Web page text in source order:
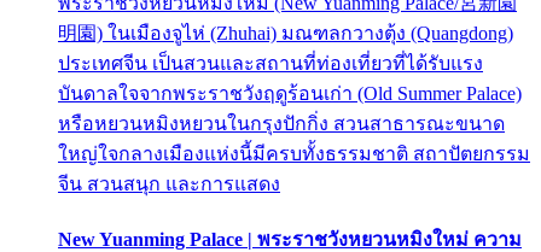
明園) ในเมืองจูไห่ (Zhuhai) มณฑลกวางตุ้ง (Quangdong)
ประเทศจีน เป็นสวนและสถานที่ท่องเที่ยวที่ได้รับแรง
บันดาลใจจากพระราชวังฤดูร้อนเก่า (Old Summer Palace)
หรือหยวนหมิงหยวนในกรุงปักกิ่ง สวนสาธารณะขนาด
ใหญ่ใจกลางเมืองแห่งนี้มีครบทั้งธรรมชาติ สถาปัตยกรรม
จีน สวนสนุก และการแสดง
New Yuanming Palace | พระราชวังหยวนหมิงใหม่ ความ